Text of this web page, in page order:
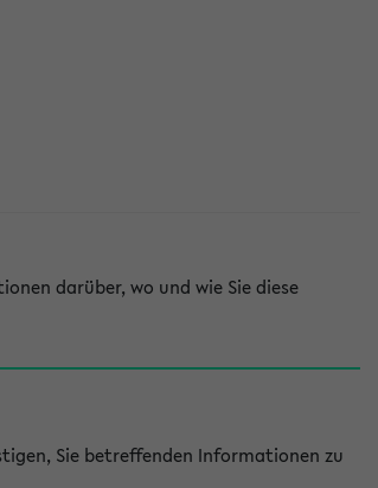
darüber, wo und wie Sie diese
Sie betreffenden Informationen zu